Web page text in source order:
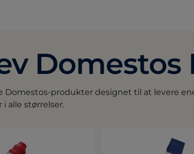
Domestos
Domestos-produkter designet til at levere
alle størrelser.